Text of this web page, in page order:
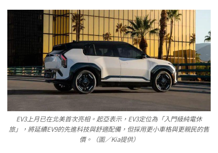
EV3上月已在北美首次亮相。起亞表示，EV3定位為「入門級純電休
旅」，將延續EV9的先進科技與舒適配備，但採用更小車格與更親民的售
價。（圖／Kia提供）